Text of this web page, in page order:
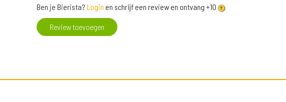
Ben je Bierista? Login en schrijf een review en ontvang +10
Review toevoegen